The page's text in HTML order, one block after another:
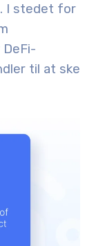
I stedet for
til at ske